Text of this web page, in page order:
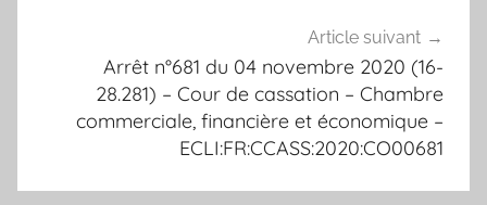
Article suivant
Arrêt n°681 du 04 novembre 2020 (16-
28.281) – Cour de cassation – Chambre
commerciale, financière et économique –
ECLI:FR:CCASS:2020:CO00681